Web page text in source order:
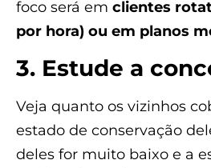
foco será em clientes
por hora) ou em planos
3. Estude a
Veja quanto os vizinhos
estado de conservação
deles for muito baixo e a